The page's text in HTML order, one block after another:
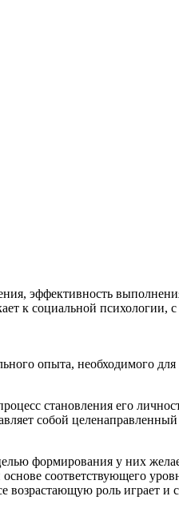
эффективность
к социальной психологии,
опыта, необходимого для
становления его
собой
формирования у них
соответствующего
роль играет и